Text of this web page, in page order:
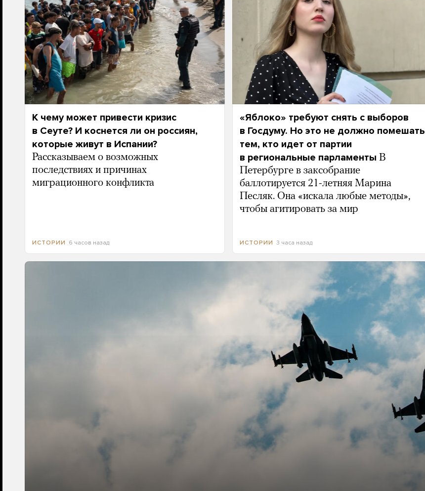
К чему может привести кризис
в Сеуте? И коснется ли он россиян,
которые живут в Испании?
Рассказываем о возможных
последствиях и причинах
миграционного конфликта
ИСТОРИИ 6 часов назад
«Яблоко» требуют снять с выборов
в Госдуму. Но это не должно помешать
тем, кто идет от партии
в региональные парламенты В
Петербурге в заксобрание
баллотируется 21-летняя Марина
Песляк. Она «искала любые методы»,
чтобы агитировать за мир
ИСТОРИИ 3 часа назад